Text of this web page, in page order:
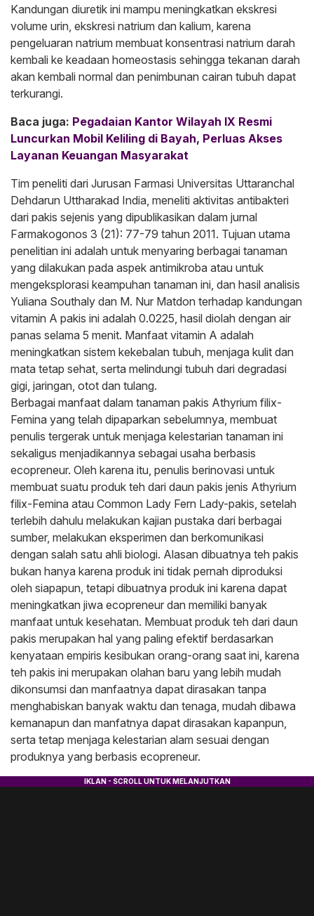
Kandungan diuretik ini mampu meningkatkan ekskresi
volume urin, ekskresi natrium dan kalium, karena
pengeluaran natrium membuat konsentrasi natrium darah
kembali ke keadaan homeostasis sehingga tekanan darah
akan kembali normal dan penimbunan cairan tubuh dapat
terkurangi.
Baca juga: Pegadaian Kantor Wilayah IX Resmi
Luncurkan Mobil Keliling di Bayah, Perluas Akses
Layanan Keuangan Masyarakat
Tim peneliti dari Jurusan Farmasi Universitas Uttaranchal
Dehdarun Uttharakad India, meneliti aktivitas antibakteri
dari pakis sejenis yang dipublikasikan dalam jurnal
Farmakogonos 3 (21): 77-79 tahun 2011. Tujuan utama
penelitian ini adalah untuk menyaring berbagai tanaman
yang dilakukan pada aspek antimikroba atau untuk
mengeksplorasi keampuhan tanaman ini, dan hasil analisis
Yuliana Southaly dan M. Nur Matdon terhadap kandungan
vitamin A pakis ini adalah 0.0225, hasil diolah dengan air
panas selama 5 menit. Manfaat vitamin A adalah
meningkatkan sistem kekebalan tubuh, menjaga kulit dan
mata tetap sehat, serta melindungi tubuh dari degradasi
gigi, jaringan, otot dan tulang.
Berbagai manfaat dalam tanaman pakis Athyrium filix-
Femina yang telah dipaparkan sebelumnya, membuat
penulis tergerak untuk menjaga kelestarian tanaman ini
sekaligus menjadikannya sebagai usaha berbasis
ecopreneur. Oleh karena itu, penulis berinovasi untuk
membuat suatu produk teh dari daun pakis jenis Athyrium
filix-Femina atau Common Lady Fern Lady-pakis, setelah
terlebih dahulu melakukan kajian pustaka dari berbagai
sumber, melakukan eksperimen dan berkomunikasi
dengan salah satu ahli biologi. Alasan dibuatnya teh pakis
bukan hanya karena produk ini tidak pernah diproduksi
oleh siapapun, tetapi dibuatnya produk ini karena dapat
meningkatkan jiwa ecopreneur dan memiliki banyak
manfaat untuk kesehatan. Membuat produk teh dari daun
pakis merupakan hal yang paling efektif berdasarkan
kenyataan empiris kesibukan orang-orang saat ini, karena
teh pakis ini merupakan olahan baru yang lebih mudah
dikonsumsi dan manfaatnya dapat dirasakan tanpa
menghabiskan banyak waktu dan tenaga, mudah dibawa
kemanapun dan manfatnya dapat dirasakan kapanpun,
serta tetap menjaga kelestarian alam sesuai dengan
produknya yang berbasis ecopreneur.